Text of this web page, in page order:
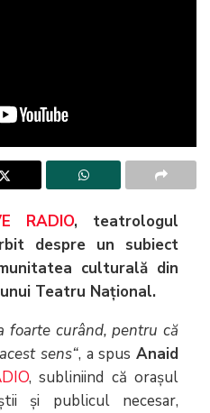
RADIO, teatrologul
despre un subiect
culturală din
Teatru Național.
foarte curând, pentru că
sens“, a spus Anaid
, subliniind că orașul
și publicul necesar,